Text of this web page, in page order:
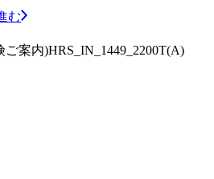
む
案内)HRS_IN_1449_2200T(A)